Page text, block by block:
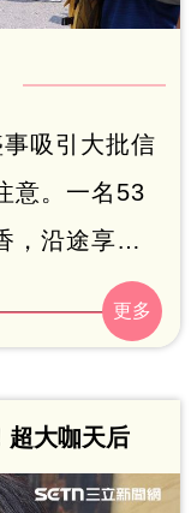
吸引大批信
意。一名53
，沿途享用
心，卻忘了
島素，導致
倍，診斷
療團隊搶救
超大咖天后